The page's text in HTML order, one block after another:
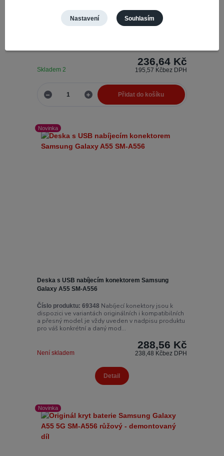
Číslo produktu: 69744
Montážní lepící pásky jsou
236,64 Kč
195,57 Kčbez DPH
Skladem 2
Přidat do košíku
Novinka
Deska s USB nabíjecím konektorem Samsung
Galaxy A55 SM-A556
Číslo produktu: 69348 Nabíjecí konektory jsou k
dispozici ve variantách originálních i kompatibilních
a přesný model je vždy uveden v nadpisu produktu
pro váš konkrétní a daný mod...
288,56 Kč
238,48 Kčbez DPH
Není skladem
Detail
Novinka
Nastavení Souhlasím